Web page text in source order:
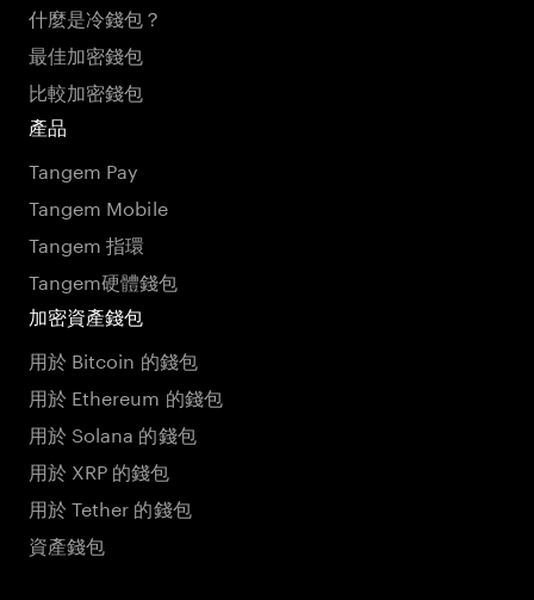
什麼是冷錢包？
最佳加密錢包
比較加密錢包
產品
Tangem Pay
Tangem Mobile
Tangem 指環
Tangem硬體錢包
加密資產錢包
用於 Bitcoin 的錢包
用於 Ethereum 的錢包
用於 Solana 的錢包
用於 XRP 的錢包
用於 Tether 的錢包
資產錢包